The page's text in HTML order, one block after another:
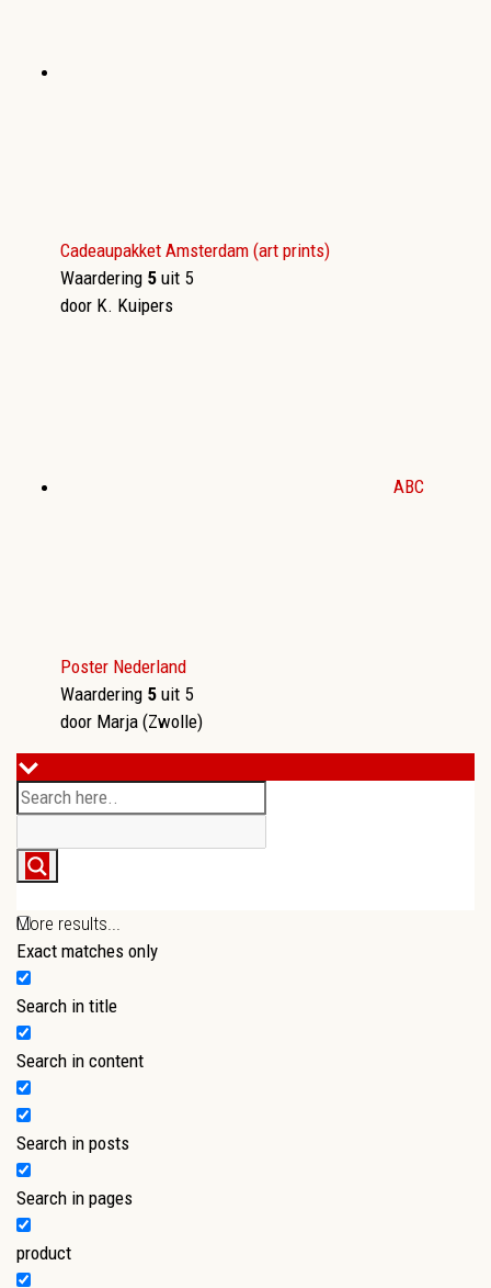
Cadeaupakket Amsterdam (art prints)
Waardering 5 uit 5
door K. Kuipers
ABC
Poster Nederland
Waardering 5 uit 5
door Marja (Zwolle)
More results...
Exact matches only
Search in title
Search in content
Search in posts
Search in pages
product